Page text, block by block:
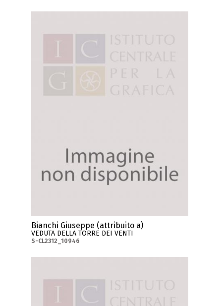
Bianchi Giuseppe (attribuito a)
VEDUTA DELLA TORRE DEI VENTI
S-CL2312_10946